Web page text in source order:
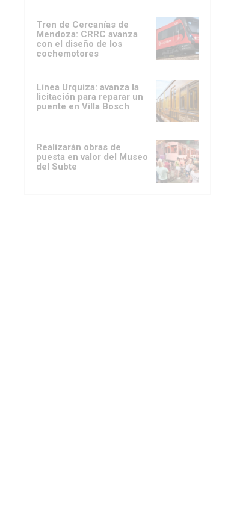
Tren de Cercanías de
Mendoza: CRRC avanza
con el diseño de los
cochemotores
Línea Urquiza: avanza la
licitación para reparar un
puente en Villa Bosch
Realizarán obras de
puesta en valor del Museo
del Subte